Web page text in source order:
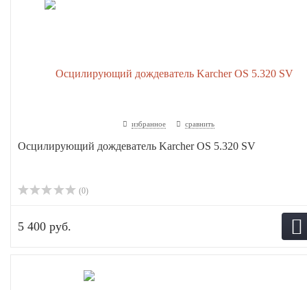
избранное сравнить
Осцилирующий дождеватель Karcher OS 5.320 SV
(0)
5 400 руб.